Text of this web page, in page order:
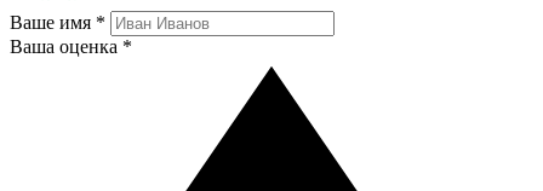
Ваше имя *
Ваша оценка *